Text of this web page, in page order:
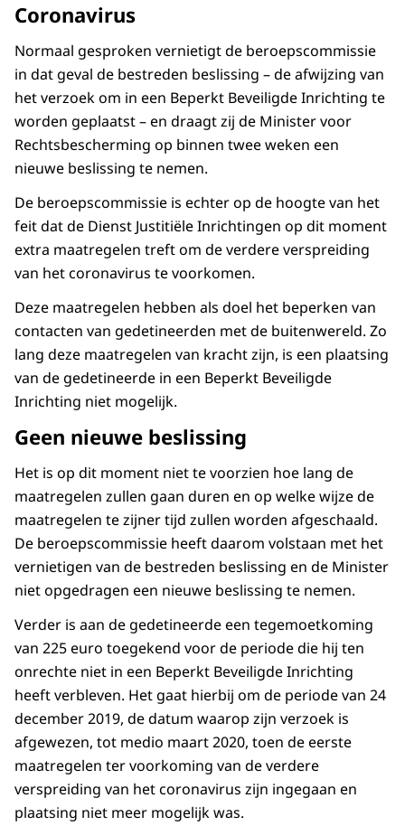
Coronavirus
Normaal gesproken vernietigt de beroepscommissie
in dat geval de bestreden beslissing – de afwijzing van
het verzoek om in een Beperkt Beveiligde Inrichting te
worden geplaatst – en draagt zij de Minister voor
Rechtsbescherming op binnen twee weken een
nieuwe beslissing te nemen.
De beroepscommissie is echter op de hoogte van het
feit dat de Dienst Justitiële Inrichtingen op dit moment
extra maatregelen treft om de verdere verspreiding
van het coronavirus te voorkomen.
Deze maatregelen hebben als doel het beperken van
contacten van gedetineerden met de buitenwereld. Zo
lang deze maatregelen van kracht zijn, is een plaatsing
van de gedetineerde in een Beperkt Beveiligde
Inrichting niet mogelijk.
Geen nieuwe beslissing
Het is op dit moment niet te voorzien hoe lang de
maatregelen zullen gaan duren en op welke wijze de
maatregelen te zijner tijd zullen worden afgeschaald.
De beroepscommissie heeft daarom volstaan met het
vernietigen van de bestreden beslissing en de Minister
niet opgedragen een nieuwe beslissing te nemen.
Verder is aan de gedetineerde een tegemoetkoming
van 225 euro toegekend voor de periode die hij ten
onrechte niet in een Beperkt Beveiligde Inrichting
heeft verbleven. Het gaat hierbij om de periode van 24
december 2019, de datum waarop zijn verzoek is
afgewezen, tot medio maart 2020, toen de eerste
maatregelen ter voorkoming van de verdere
verspreiding van het coronavirus zijn ingegaan en
plaatsing niet meer mogelijk was.